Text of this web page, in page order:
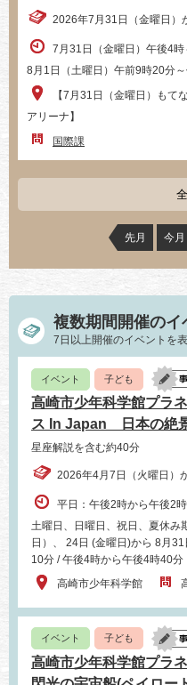
2026年7月31日（金曜日）
7月31日（金曜日）午後4
8月1日（土曜日）午前9時20分
【7月31日（金曜日）もて
アリーナ】
国際課
先月 今月
複数期間開催のイ
7日以上開催のイベントを
イベント 子ども
高崎市少年科学館プラ
ス In Japan 日本の絶
星座解説を含む約40分
2026年4月7日（火曜日）
平日：午後2時から午後2
土曜日、日曜日、祝日、夏休み
日）、 24日 (金曜日)から 8月
10分 / 午後4時から午後4時40分
高崎市少年科学館
イベント 子ども
高崎市少年科学館プラ